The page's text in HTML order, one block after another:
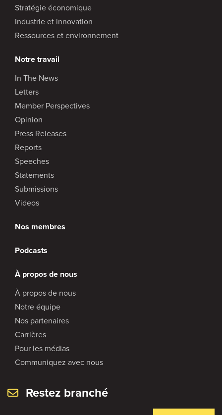
Stratégie économique
Industrie et innovation
Ressources et environnement
Notre travail
In The News
Letters
Member Perspectives
Opinion
Press Releases
Reports
Speeches
Statements
Submissions
Videos
Nos membres
Podcasts
À propos de nous
À propos de nous
Notre équipe
Nos partenaires
Carrières
Pour les médias
Communiquez avec nous
Restez branché